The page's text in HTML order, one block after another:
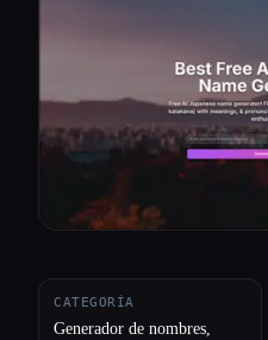
CATEGORÍA
Generador de nombres,